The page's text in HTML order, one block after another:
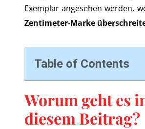
Exemplar angesehen werden,
Zentimeter-Marke
Table of Contents
Worum geht es
diesem Beitrag?